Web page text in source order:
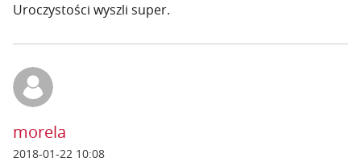
Uroczystości wyszli super.
morela
2018-01-22 10:08